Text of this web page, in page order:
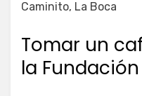
Caminito, La Boca
Tomar un
la